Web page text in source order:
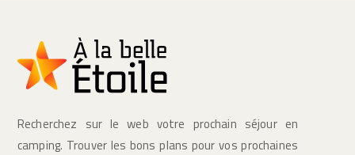
Recherchez sur le web votre prochain séjour en
camping. Trouver les bons plans pour vos prochaines